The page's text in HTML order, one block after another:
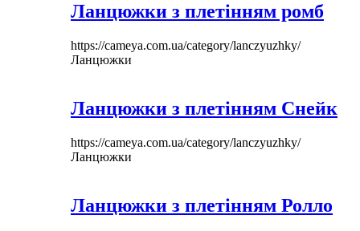
Ланцюжки з плетінням ромб
https://cameya.com.ua/category/lanczyuzhky/
Ланцюжки
Ланцюжки з плетінням Снейк
https://cameya.com.ua/category/lanczyuzhky/
Ланцюжки
Ланцюжки з плетінням Ролло